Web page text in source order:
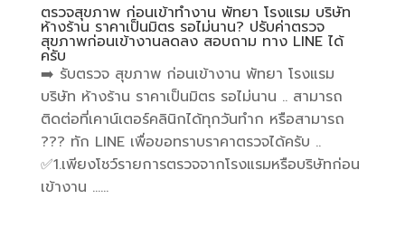
ตรวจสุขภาพ ก่อนเข้าทำงาน พัทยา โรงแรม บริษัท
ห้างร้าน ราคาเป็นมิตร รอไม่นาน? ปรับค่าตรวจ
สุขภาพก่อนเข้างานลดลง สอบถาม ทาง LINE ได้
ครับ
➡️ รับตรวจ สุขภาพ ก่อนเข้างาน พัทยา โรงแรม
บริษัท ห้างร้าน ราคาเป็นมิตร รอไม่นาน .. สามารถ
ติดต่อที่เคาน์เตอร์คลินิกได้ทุกวันทำก หรือสามารถ
??? ทัก LINE เพื่อขอทราบราคาตรวจได้ครับ ..
✅️1.เพียงโชว์รายการตรวจจากโรงแรมหรือบริษัทก่อน
เข้างาน …...